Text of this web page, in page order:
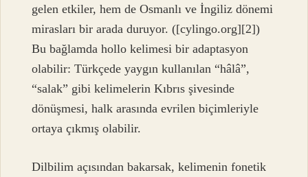
gelen etkiler, hem de Osmanlı ve İngiliz dönemi
mirasları bir arada duruyor. ([cylingo.org][2])
Bu bağlamda hollo kelimesi bir adaptasyon
olabilir: Türkçede yaygın kullanılan “hâlâ”,
“salak” gibi kelimelerin Kıbrıs şivesinde
dönüşmesi, halk arasında evrilen biçimleriyle
ortaya çıkmış olabilir.
Dilbilim açısından bakarsak, kelimenin fonetik